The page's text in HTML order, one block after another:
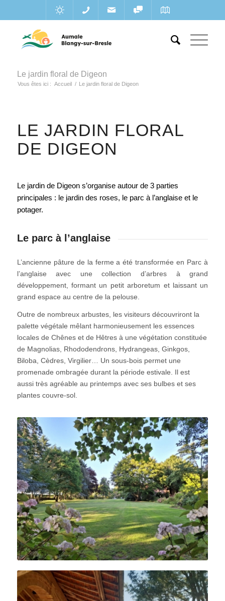
Le jardin floral de Digeon
Vous êtes ici : Accueil / Le jardin floral de Digeon
LE JARDIN FLORAL
DE DIGEON
Le jardin de Digeon s’organise autour de 3 parties
principales : le jardin des roses, le parc à l’anglaise et le
potager.
Le parc à l’anglaise
L’ancienne pâture de la ferme a été transformée en Parc à
l’anglaise avec une collection d’arbres à grand
développement, formant un petit arboretum et laissant un
grand espace au centre de la pelouse.
Outre de nombreux arbustes, les visiteurs découvriront la
palette végétale mêlant harmonieusement les essences
locales de Chênes et de Hêtres à une végétation constituée
de Magnolias, Rhododendrons, Hydrangeas, Ginkgos,
Biloba, Cèdres, Virgilier… Un sous-bois permet une
promenade ombragée durant la période estivale. Il est
aussi très agréable au printemps avec ses bulbes et ses
plantes couvre-sol.